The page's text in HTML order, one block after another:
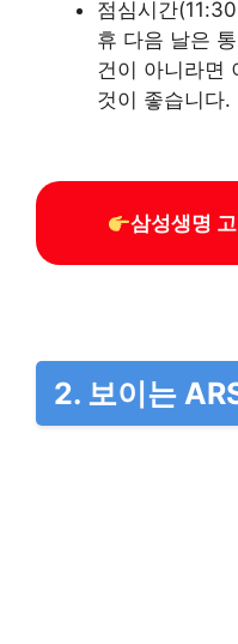
점심시간
휴 다음 날은
건이 아니라면
것이 좋습니다.
삼성생명
2. 보이는